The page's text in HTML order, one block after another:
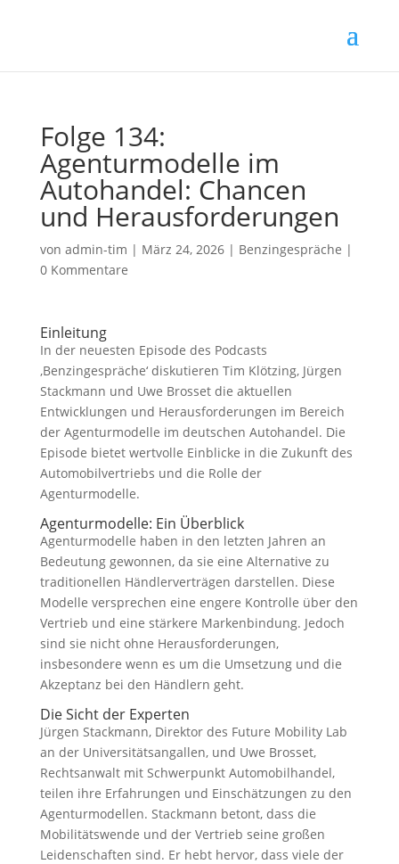
Folge 134:
Agenturmodelle im
Autohandel: Chancen
und Herausforderungen
von admin-tim | März 24, 2026| Benzingespräche |
0 Kommentare
Einleitung
In der neuesten Episode des Podcasts
‚Benzingespräche‘ diskutieren Tim Klötzing, Jürgen
Stackmann und Uwe Brosset die aktuellen
Entwicklungen und Herausforderungen im Bereich
der Agenturmodelle im deutschen Autohandel. Die
Episode bietet wertvolle Einblicke in die Zukunft des
Automobilvertriebs und die Rolle der
Agenturmodelle.
Agenturmodelle: Ein Überblick
Agenturmodelle haben in den letzten Jahren an
Bedeutung gewonnen, da sie eine Alternative zu
traditionellen Händlerverträgen darstellen. Diese
Modelle versprechen eine engere Kontrolle über den
Vertrieb und eine stärkere Markenbindung. Jedoch
sind sie nicht ohne Herausforderungen,
insbesondere wenn es um die Umsetzung und die
Akzeptanz bei den Händlern geht.
Die Sicht der Experten
Jürgen Stackmann, Direktor des Future Mobility Lab
an der Universitätsangallen, und Uwe Brosset,
Rechtsanwalt mit Schwerpunkt Automobilhandel,
teilen ihre Erfahrungen und Einschätzungen zu den
Agenturmodellen. Stackmann betont, dass die
Mobilitätswende und der Vertrieb seine großen
Leidenschaften sind. Er hebt hervor, dass viele der